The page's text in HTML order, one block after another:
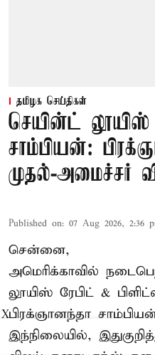
தமிழக செய்திகள்
செயின்ட் லூயிஸ்
சாம்பியன்:
முதல்-அமைச்சர்
Published on: 07 Aug 2026, 2:36
சென்னை,
அமெரிக்காவில்
லூயிஸ் ரேபிட் &
பிரக்ஞானந்தா
இந்நிலையில்,
X